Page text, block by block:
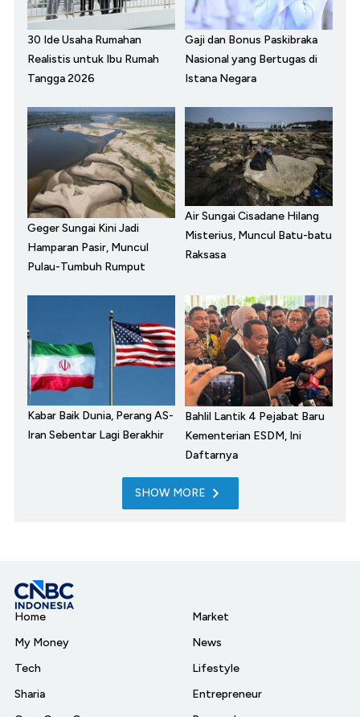
30 Ide Usaha Rumahan
Realistis untuk Ibu Rumah
Tangga 2026
Gaji dan Bonus Paskibraka
Nasional yang Bertugas di
Istana Negara
Geger Sungai Kini Jadi
Hamparan Pasir, Muncul
Pulau-Tumbuh Rumput
Air Sungai Cisadane Hilang
Misterius, Muncul Batu-batu
Raksasa
Kabar Baik Dunia, Perang AS-
Iran Sebentar Lagi Berakhir
Bahlil Lantik 4 Pejabat Baru
Kementerian ESDM, Ini
Daftarnya
SHOW MORE
Home
My Money
Tech
Sharia
Market
News
Lifestyle
Entrepreneur